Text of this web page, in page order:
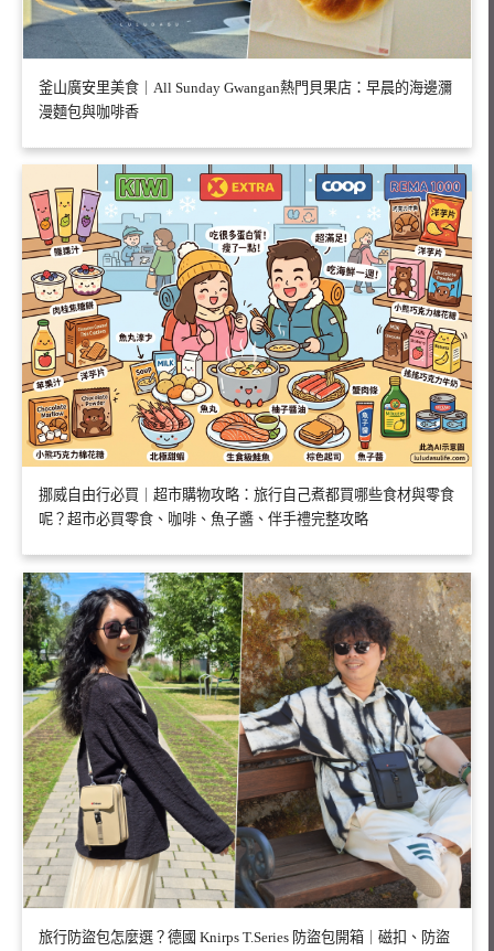
釜山廣安里美食｜All Sunday Gwangan熱門貝果店：早晨的海邊瀰
漫麵包與咖啡香
挪威自由行必買｜超市購物攻略：旅行自己煮都買哪些食材與零食
呢？超市必買零食、咖啡、魚子醬、伴手禮完整攻略
旅行防盜包怎麼選？德國 Knirps T.Series 防盜包開箱｜磁扣、防盜